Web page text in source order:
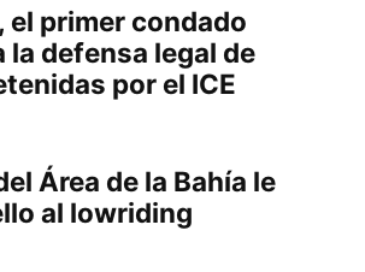
el primer condado
la defensa legal de
por el ICE
Área de la Bahía le
al lowriding